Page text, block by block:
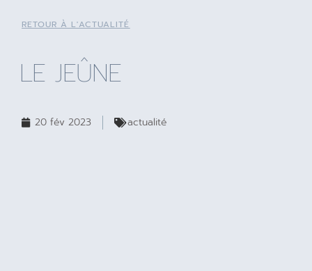
RETOUR À L'ACTUALITÉ
LE JEÛNE
20 fév 2023 actualité